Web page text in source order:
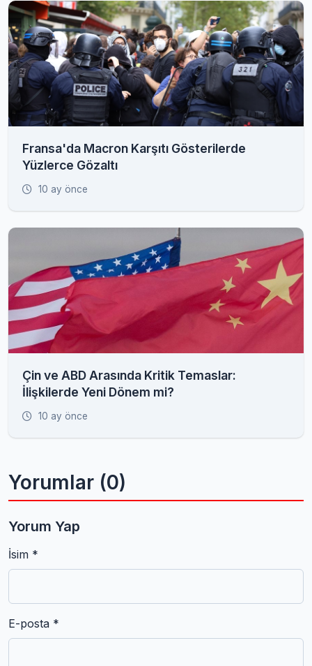
Fransa'da Macron Karşıtı Gösterilerde
Yüzlerce Gözaltı
10 ay önce
Çin ve ABD Arasında Kritik Temaslar:
İlişkilerde Yeni Dönem mi?
10 ay önce
Yorumlar (0)
Yorum Yap
İsim *
E-posta *